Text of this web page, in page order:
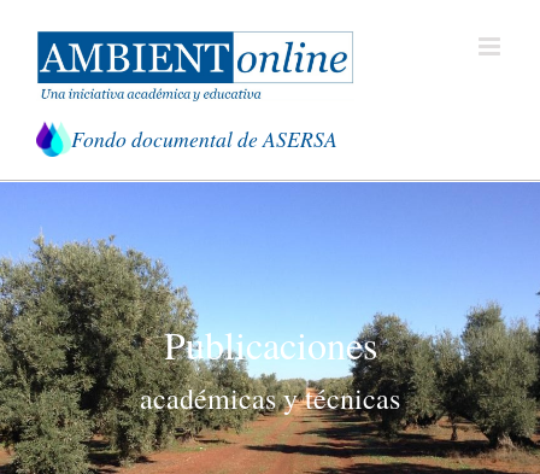
contenido
Fondo documental de ASERSA
Publicaciones
académicas y técnicas